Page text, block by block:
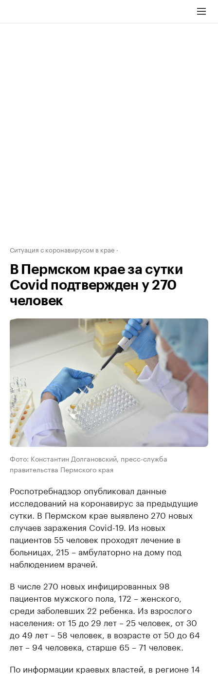
Ситуация с коронавирусом в крае
В Пермском крае за сутки
Covid подтвержден у 270
человек
Фото: Константин Долгановский, пресс-служба
правительства Пермского края
Роспотребнадзор опубликовал данные
исследований на коронавирус за предыдущие
сутки. В Пермском крае выявлено 270 новых
случаев заражения Covid-19. Из новых
пациентов 55 человек проходят лечение в
больницах, 215 – амбулаторно на дому под
наблюдением врачей.
В числе 270 новых инфицированных 98
пациентов мужского пола, 172 – женского,
среди заболевших 22 ребенка. Из взрослого
населения: от 15 до 29 лет – 25 человек, от 30
до 49 лет – 58 человек, в возрасте от 50 до 64
лет – 94 человека, старше 65 – 71 человек.
По информации краевых властей, в регионе 14